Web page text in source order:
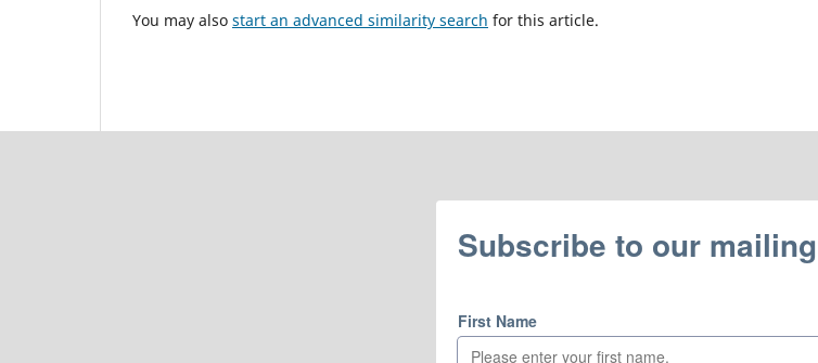
You may also start an advanced similarity search for this article.